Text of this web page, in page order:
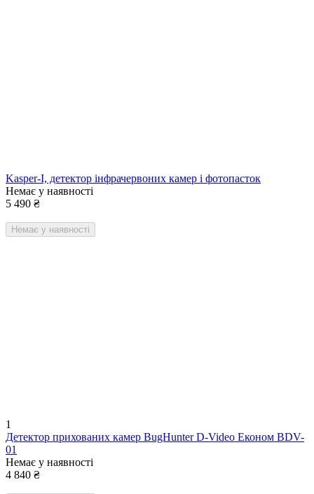
Kasper-I, детектор інфрачервоних камер і фотопасток
Немає у наявності
5 490 ₴
Немає у наявності
1
Детектор прихованих камер BugHunter D-Video Економ BDV-
01
Немає у наявності
4 840 ₴